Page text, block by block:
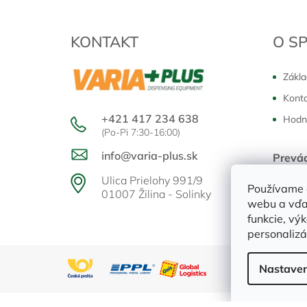
webu a
funkcie,
KONTAKT
+421 417 234 638
(Po-Pi 7:30-16:00)
info@varia-plus.sk
Ulica Prielohy 991/9
01007 Žilina - Solinky
O